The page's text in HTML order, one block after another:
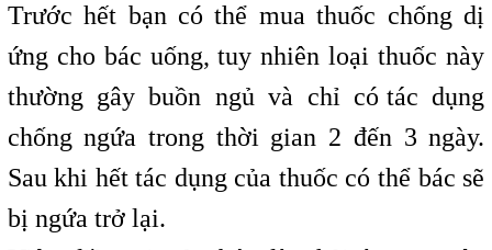
Trước hết bạn có thể mua thuốc chống dị
ứng cho bác uống, tuy nhiên loại thuốc này
thường gây buồn ngủ và chỉ có tác dụng
chống ngứa trong thời gian 2 đến 3 ngày.
Sau khi hết tác dụng của thuốc có tthể bác sẽ
bị ngứa trở lại.